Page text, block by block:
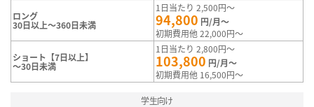
ロング
30日以上～360日未満
1日当たり 2,500円～
94,800 円/月～
初期費用他 22,000円～
ショート【7日以上】
～30日未満
1日当たり 2,800円～
103,800 円/月～
初期費用他 16,500円～
学生向け